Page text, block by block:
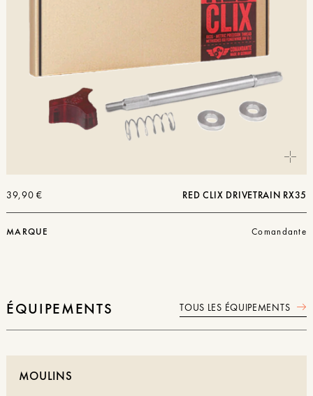
RED CLIX DRIVETRAIN RX35
39,90€
MARQUE Comandante
ÉQUIPEMENTS TOUS LES ÉQUIPEMENTS
MOULINS